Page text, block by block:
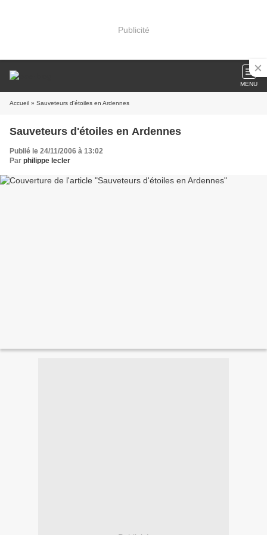
Publicité
MENU
Accueil » Sauveteurs d'étoiles en Ardennes
Sauveteurs d'étoiles en Ardennes
Publié le 24/11/2006 à 13:02
Par philippe lecler